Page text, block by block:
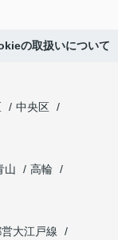
の取扱いについて
中央区
山
高輪
大江戸線